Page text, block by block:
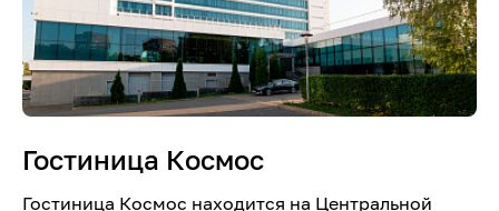
Гостиница Космос
Гостиница Космос находится на Центральной